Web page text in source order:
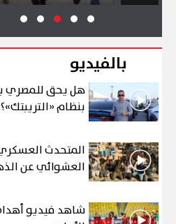
بالفيديو
هل يحق للمصري
بنظام
المتحدث
العشوائي عن